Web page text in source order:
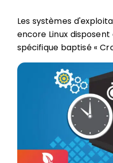
Les systèmes
encore Linux
spécifique baptisé «